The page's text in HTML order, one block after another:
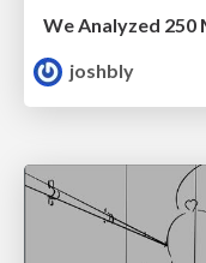
joshbly